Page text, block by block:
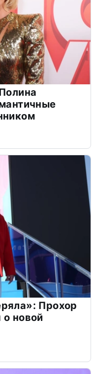
Прохор
новой